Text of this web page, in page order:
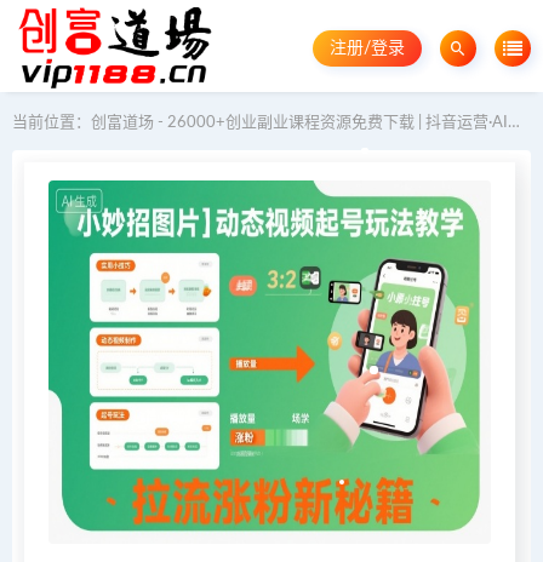
注册/登录
当前位置： 创富道场 - 26000+创业副业课程资源免费下载 | 抖音运营·AI教程·GEO优化